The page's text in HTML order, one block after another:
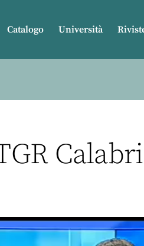
Catalogo Università